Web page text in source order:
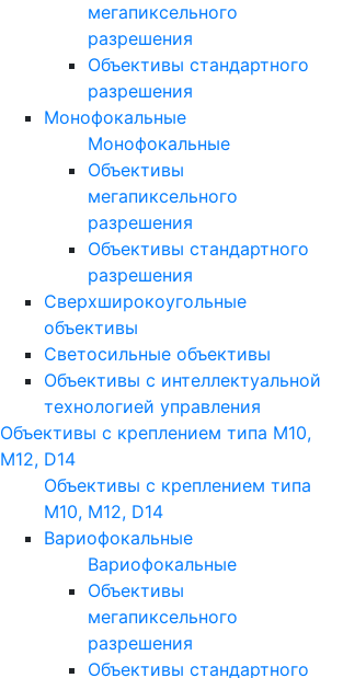
мегапиксельного
разрешения
Объективы стандартного
разрешения
Монофокальные
Монофокальные
Объективы
мегапиксельного
разрешения
Объективы стандартного
разрешения
Сверхширокоугольные
объективы
Светосильные объективы
Объективы с интеллектуальной
технологией управления
Объективы с креплением типа M10,
M12, D14
Объективы с креплением типа
M10, M12, D14
Вариофокальные
Вариофокальные
Объективы
мегапиксельного
разрешения
Объективы стандартного